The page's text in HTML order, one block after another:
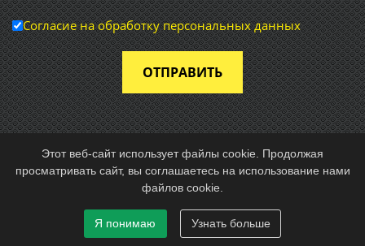
Согласие на обработку персональных данных
ОТПРАВИТЬ
© 2026 Частное предприятие «Энергоснабмонтаж»
Разработка и техподдержка:
site-support.by
This site is protected by reCAPTCHA and the Google
Этот веб-сайт использует файлы cookie. Продолжая
просматривать сайт, вы соглашаетесь на использование нами
файлов cookie.
Я понимаю Узнать больше